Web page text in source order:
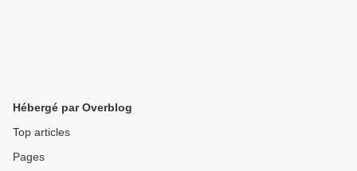
Hébergé par Overblog
Top articles
Pages